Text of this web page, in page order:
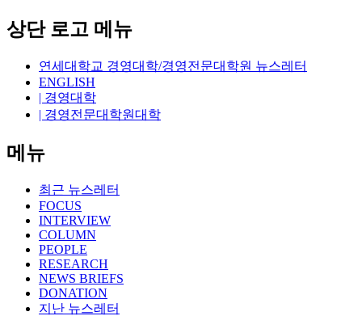
상단 로고 메뉴
연세대학교 경영대학/경영전문대학원 뉴스레터
ENGLISH
| 경영대학
| 경영전문대학원대학
메뉴
최근 뉴스레터
FOCUS
INTERVIEW
COLUMN
PEOPLE
RESEARCH
NEWS BRIEFS
DONATION
지난 뉴스레터